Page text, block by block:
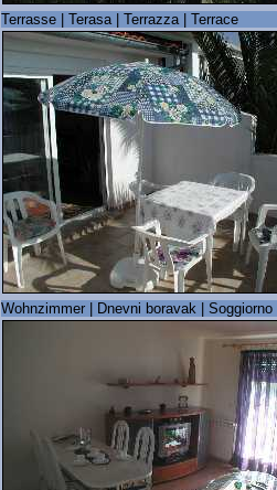
Terrasse | Terasa | Terrazza | Terrace
Wohnzimmer | Dnevni boravak |